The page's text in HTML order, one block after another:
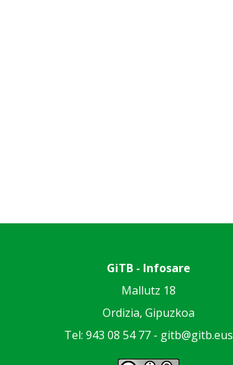
GiTB - Infosare
Mallutz 18
Ordizia, Gipuzkoa
Tel: 943 08 54 77 - gitb@gitb.eus